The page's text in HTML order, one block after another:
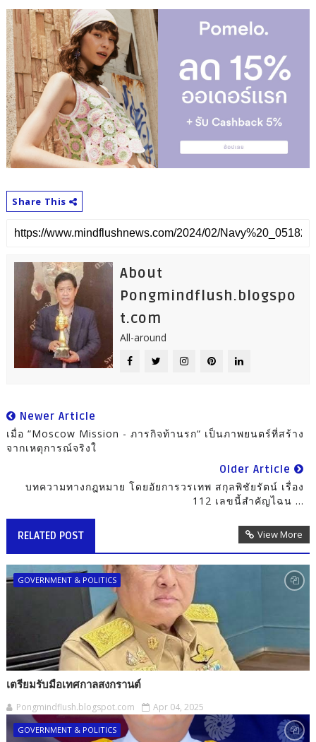
Share This
About
Pongmindflush.blogspo
t.com
All-around
Newer Article
เมื่อ “Moscow Mission - ภารกิจท้านรก“ เป็นภาพยนตร์ที่สร้าง
จากเหตุการณ์จริงใ
Older Article
บทความทางกฎหมาย โดยอัยการวรเทพ สกุลพิชัยรัตน์ เรื่อง
112 เลขนี้สำคัญไฉน ...
RELATED POST View More
GOVERNMENT & POLITICS
เตรียมรับมือเทศกาลสงกรานต์
Pongmindflush.blogspot.com Apr 04, 2025
GOVERNMENT & POLITICS